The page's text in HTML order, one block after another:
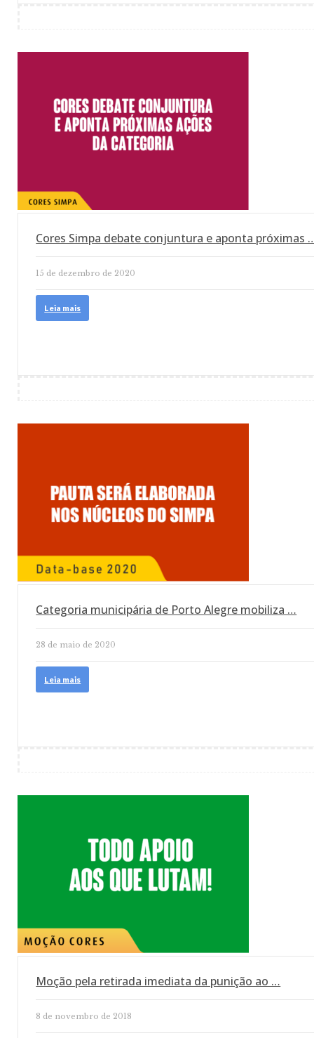
Cores Simpa debate conjuntura e aponta próximas
15 de dezembro de 2020
Leia mais
Categoria municipária de Porto Alegre mobiliza …
28 de maio de 2020
Leia mais
Moção pela retirada imediata da punição ao …
8 de novembro de 2018